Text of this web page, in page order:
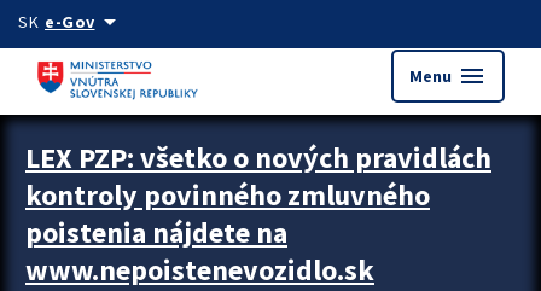
Preskocit na hlavný obsah
SK e-Govarrow_drop_down
Menu menu
Zastavit automatický posun upútavok
LEX PZP: všetko o nových pravidlách
kontroly povinného zmluvného
poistenia nájdete na
www.nepoistenevozidlo.sk